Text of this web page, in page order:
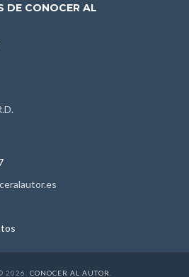
DE CONOCER AL
2026. CONOCER AL AUTOR